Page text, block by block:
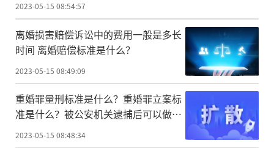
2023-05-15 08:54:57
离婚损害赔偿诉讼中的费用一般是多长
时间 离婚赔偿标准是什么？
2023-05-15 08:49:09
重婚罪量刑标准是什么？重婚罪立案标
准是什么？被公安机关逮捕后可以做什
么？
2023-05-15 08:48:34